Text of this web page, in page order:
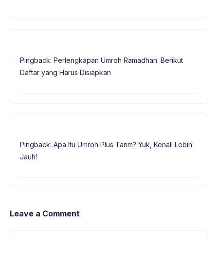
Pingback: Perlengkapan Umroh Ramadhan: Berikut
Daftar yang Harus Disiapkan
Pingback: Apa Itu Umroh Plus Tarim? Yuk, Kenali Lebih
Jauh!
Leave a Comment